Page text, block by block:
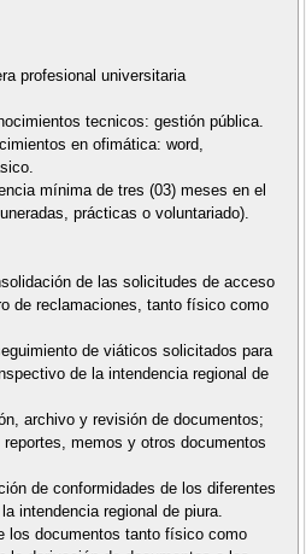
profesional universitaria
tecnicos: gestión pública.
en ofimática: word,
mínima de tres (03) meses en el
prácticas o voluntariado).
de las solicitudes de acceso
de reclamaciones, tanto físico como
de viáticos solicitados para
de la intendencia regional de
archivo y revisión de documentos;
memos y otros documentos
de conformidades de los diferentes
intendencia regional de piura.
los documentos tanto físico como